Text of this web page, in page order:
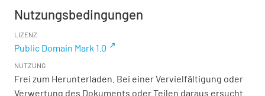
Nutzungsbedingungen
LIZENZ
Public Domain Mark 1.0
NUTZUNG
Frei zum Herunterladen. Bei einer Vervielfältigung oder
Verwertung des Dokuments oder Teilen daraus ersucht